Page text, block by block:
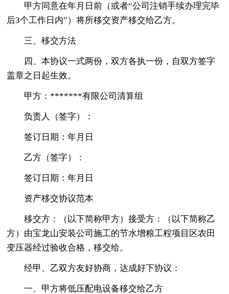
甲方同意在年月日前（或者“公司注销手续办理完毕
后3个工作日内”）将所移交资产移交给乙方。
三、移交方法
四、本协议一式两份，双方各执一份，自双方签字
盖章之日起生效。
甲方：*******有限公司清算组
负责人（签字）：
签订日期：年月日
乙方（签字）：
签订日期：年月日
资产移交协议范本
移交方：（以下简称甲方）接受方：（以下简称乙
方）由宝龙山安装公司施工的节水增粮工程项目区农田
变压器经过验收合格，移交给。
经甲、乙双方友好协商，达成好下协议：
一、甲方将低压配电设备移交给乙方